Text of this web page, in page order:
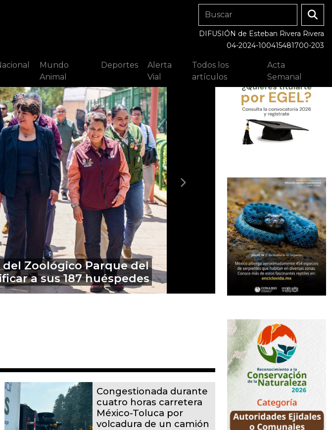
DIFUSIÓN de Esteban Rivera Rivera
04-2024-100415481700-203
Mundo
Animal
Deportes
Alerta
Vial
Todos los
artículos
Acta
Semanal
de Guerrero Ángel ‘N’
sobre caso Ayotzinapa
Congestionada durante
cuatro horas carretera
México-Toluca por
volcadura de un camión